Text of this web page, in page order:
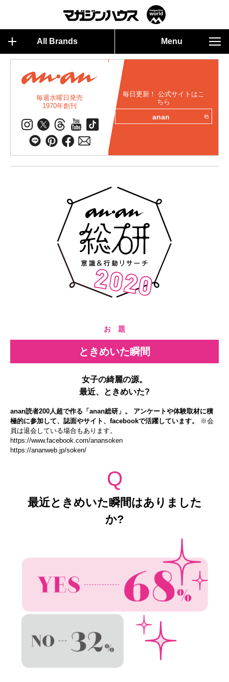
All Brands Menu
毎週水曜日発売
1970年創刊
毎日更新！ 公式サイトはこ
ちら
anan
お 題
ときめいた瞬間
女子の綺麗の源。
最近、ときめいた?
anan読者200人超で作る「anan総研」。 アンケートや体験取材に積
極的に参加して、誌面やサイト、facebookで活躍しています。
※会
員は退会している場合もあります。
https://www.facebook.com/anansoken
https://ananweb.jp/soken/
Q
最近ときめいた瞬間はありました
か?